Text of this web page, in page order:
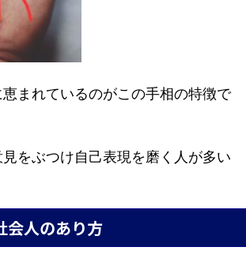
まれているのがこの手相の特徴で
をぶつけ自己表現を磨く人が多い
会人のあり方